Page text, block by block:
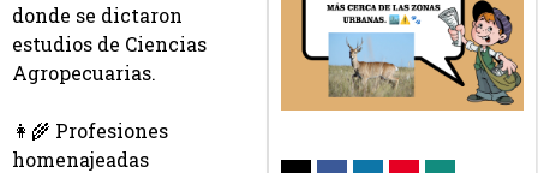
donde se dictaron
estudios de Ciencias
Agropecuarias.
👩‍🌾 Profesiones
homenajeadas